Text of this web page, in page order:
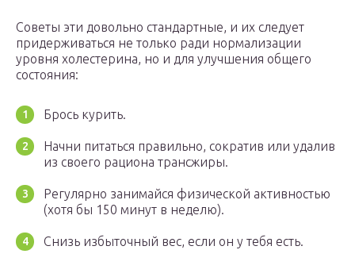
Советы эти довольно стандартные, и их следует
придерживаться не только ради нормализации
уровня холестерина, но и для улучшения общего
состояния:
Брось курить.
Начни питаться правильно, сократив или удалив
из своего рациона трансжиры.
Регулярно занимайся физической активностью
(хотя бы 150 минут в неделю).
Снизь избыточный вес, если он у тебя есть.